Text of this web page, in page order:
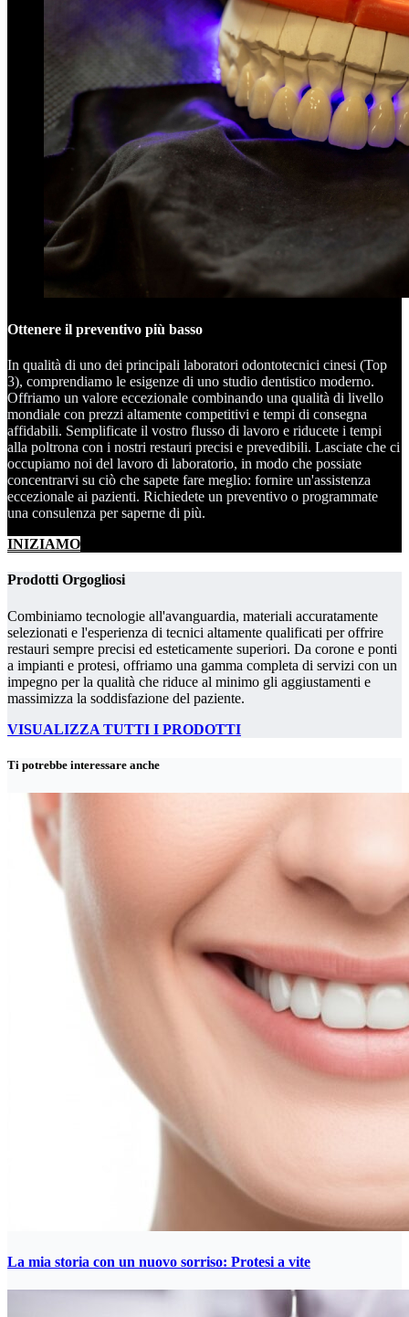
Ottenere il preventivo più basso
In qualità di uno dei principali laboratori odontotecnici cinesi (Top
3), comprendiamo le esigenze di uno studio dentistico moderno.
Offriamo un valore eccezionale combinando una qualità di livello
mondiale con prezzi altamente competitivi e tempi di consegna
affidabili. Semplificate il vostro flusso di lavoro e riducete i tempi
alla poltrona con i nostri restauri precisi e prevedibili. Lasciate che ci
occupiamo noi del lavoro di laboratorio, in modo che possiate
concentrarvi su ciò che sapete fare meglio: fornire un'assistenza
eccezionale ai pazienti. Richiedete un preventivo o programmate
una consulenza per saperne di più.
INIZIAMO
Prodotti Orgogliosi
Combiniamo tecnologie all'avanguardia, materiali accuratamente
selezionati e l'esperienza di tecnici altamente qualificati per offrire
restauri sempre precisi ed esteticamente superiori. Da corone e ponti
a impianti e protesi, offriamo una gamma completa di servizi con un
impegno per la qualità che riduce al minimo gli aggiustamenti e
massimizza la soddisfazione del paziente.
VISUALIZZA TUTTI I PRODOTTI
Ti potrebbe interessare anche
La mia storia con un nuovo sorriso: Protesi a vite